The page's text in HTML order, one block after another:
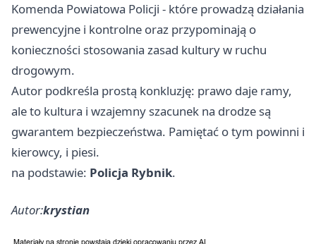
Komenda Powiatowa Policji - które prowadzą działania
prewencyjne i kontrolne oraz przypominają o
konieczności stosowania zasad kultury w ruchu
drogowym.
Autor podkreśla prostą konkluzję: prawo daje ramy,
ale to kultura i wzajemny szacunek na drodze są
gwarantem bezpieczeństwa. Pamiętać o tym powinni i
kierowcy, i piesi.
na podstawie: Policja Rybnik.
Autor:krystian